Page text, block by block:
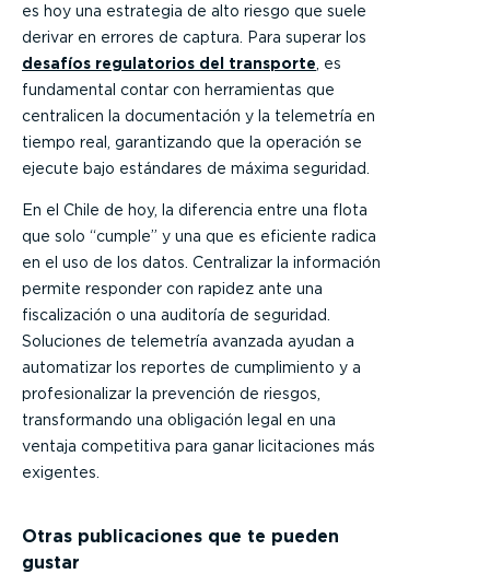
es hoy una estrategia de alto riesgo que suele
derivar en errores de captura. Para superar los
desafíos regulatorios del transporte , es
fundamental contar con herramientas que
centralicen la documentación y la telemetría en
tiempo real, garantizando que la operación se
ejecute bajo estándares de máxima seguridad.
En el Chile de hoy, la diferencia entre una flota
que solo “cumple” y una que es eficiente radica
en el uso de los datos. Centralizar la información
permite responder con rapidez ante una
fiscalización o una auditoría de seguridad.
Soluciones de telemetría avanzada ayudan a
automatizar los reportes de cumplimiento y a
profesionalizar la prevención de riesgos,
transformando una obligación legal en una
ventaja competitiva para ganar licitaciones más
exigentes.
Otras publicaciones que te pueden
gustar